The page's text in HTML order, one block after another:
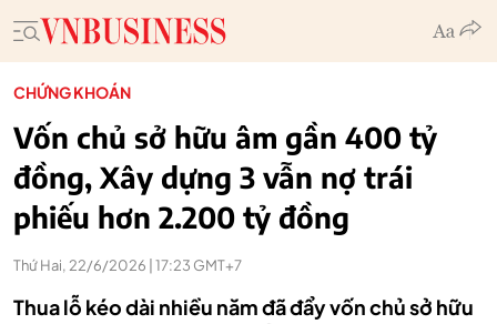
CHỨNG KHOÁN
Vốn chủ sở hữu âm gần 400 tỷ
đồng, Xây dựng 3 vẫn nợ trái
phiếu hơn 2.200 tỷ đồng
Thứ Hai, 22/6/2026 | 17:23 GMT+7
Thua lỗ kéo dài nhiều năm đã đẩy vốn chủ sở hữu